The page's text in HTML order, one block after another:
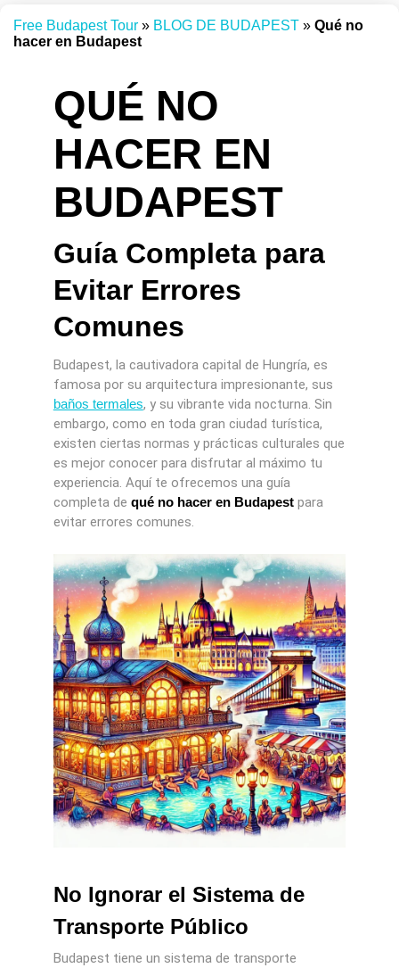
Free Budapest Tour » BLOG DE BUDAPEST » Qué no
hacer en Budapest
QUÉ NO
HACER EN
BUDAPEST
Guía Completa para
Evitar Errores
Comunes
Budapest, la cautivadora capital de Hungría, es
famosa por su arquitectura impresionante, sus
baños termales, y su vibrante vida nocturna. Sin
embargo, como en toda gran ciudad turística,
existen ciertas normas y prácticas culturales que
es mejor conocer para disfrutar al máximo tu
experiencia. Aquí te ofrecemos una guía
completa de qué no hacer en Budapestpara
evitar errores comunes.
No Ignorar el Sistema de
Transporte Público
Budapest tiene un sistema de transporte